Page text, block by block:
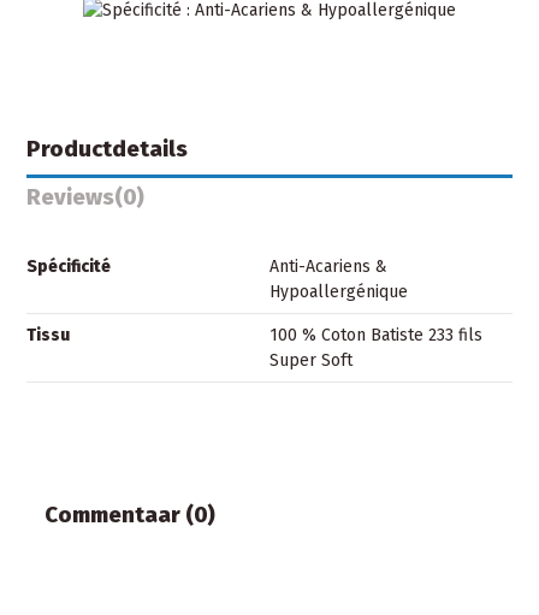
Productdetails
Reviews(0)
Spécificité
Anti-Acariens &
Hypoallergénique
Tissu
100 % Coton Batiste 233 fils
Super Soft
Commentaar (0)